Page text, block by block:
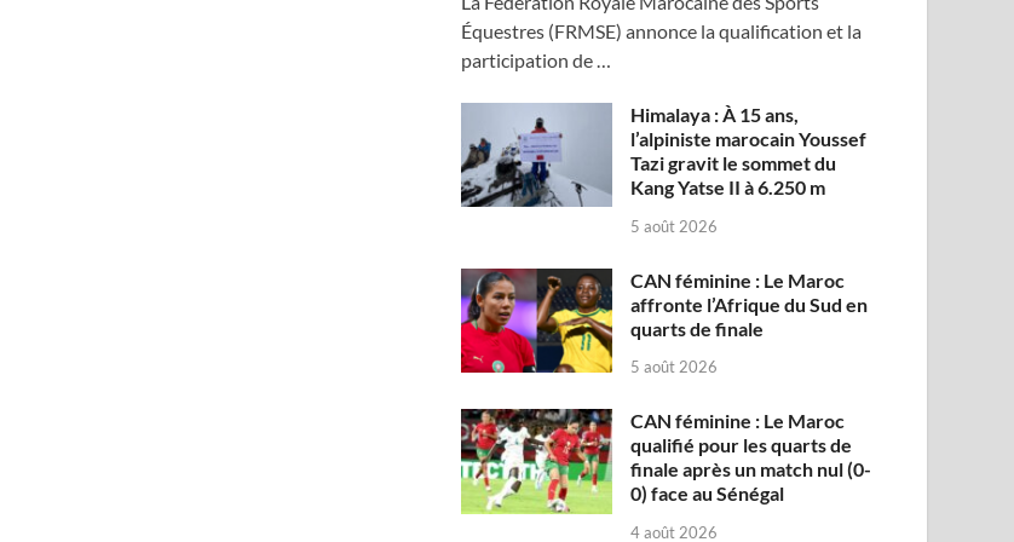
Équestres (FRMSE) annonce la qualification et la
participation de …
Himalaya : À 15 ans,
l’alpiniste marocain Youssef
Tazi gravit le sommet du
Kang Yatse II à 6.250 m
5 août 2026
CAN féminine : Le Maroc
affronte l’Afrique du Sud en
quarts de finale
5 août 2026
CAN féminine : Le Maroc
qualifié pour les quarts de
finale après un match nul (0-
0) face au Sénégal
4 août 2026